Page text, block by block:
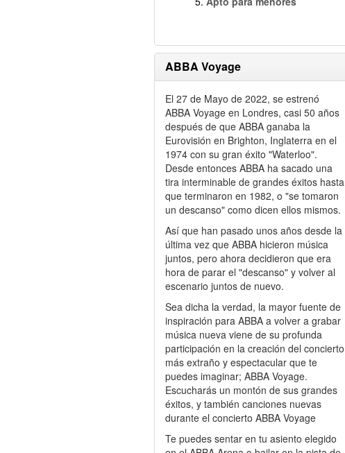
ABBA Voyage
El 27 de Mayo de 2022, se estrenó
ABBA Voyage en Londres, casi 50 años
después de que ABBA ganaba la
Eurovisión en Brighton, Inglaterra en el
1974 con su gran éxito "Waterloo".
Desde entonces ABBA ha sacado una
tira interminable de grandes éxitos hasta
que terminaron en 1982, o "se tomaron
un descanso" como dicen ellos mismos.
Así que han pasado unos años desde la
última vez que ABBA hicieron música
juntos, pero ahora decidieron que era
hora de parar el "descanso" y volver al
escenario juntos de nuevo.
Sea dicha la verdad, la mayor fuente de
inspiración para ABBA a volver a grabar
música nueva viene de su profunda
participación en la creación del concierto
más extraño y espectacular que te
puedes imaginar; ABBA Voyage.
Escucharás un montón de sus grandes
éxitos, y también canciones nuevas
durante el concierto ABBA Voyage
Te puedes sentar en tu asiento elegido